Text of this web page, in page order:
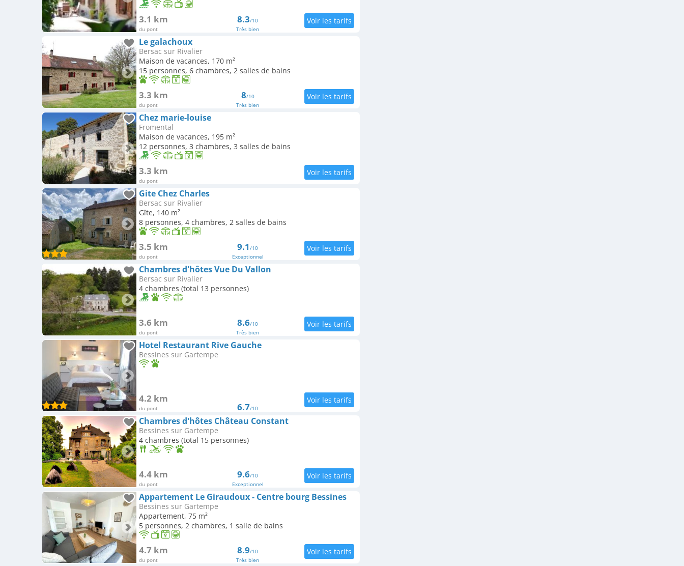
3.1 km
du pont
8.3/10
Très bien
Le galachoux
Bersac sur Rivalier
Maison de vacances, 170 m²
15 personnes, 6 chambres, 2 salles de bains
3.3 km
du pont
8/10
Très bien
Chez marie-louise
Fromental
Maison de vacances, 195 m²
12 personnes, 3 chambres, 3 salles de bains
3.3 km
du pont
Gite Chez Charles
Bersac sur Rivalier
Gîte, 140 m²
8 personnes, 4 chambres, 2 salles de bains
3.5 km
du pont
9.1/10
Exceptionnel
Chambres d'hôtes Vue Du Vallon
Bersac sur Rivalier
4 chambres (total 13 personnes)
3.6 km
du pont
8.6/10
Très bien
Hotel Restaurant Rive Gauche
Bessines sur Gartempe
4.2 km
du pont 6.7/10
Chambres d'hôtes Château Constant
Bessines sur Gartempe
4 chambres (total 15 personnes)
4.4 km
du pont
9.6/10
Exceptionnel
Appartement Le Giraudoux - Centre bourg Bessines
Bessines sur Gartempe
Appartement, 75 m²
5 personnes, 2 chambres, 1 salle de bains
4.7 km
du pont
8.9/10
Très bien